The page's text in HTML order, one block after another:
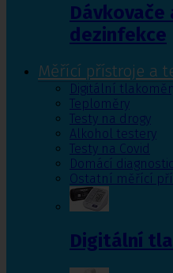
dezinfekce
Měřící přístroje a
Digitální
Teploměry
Testy na drogy
Alkohol testery
Testy na Covid
Domácí
Ostatní měřící
Digitální